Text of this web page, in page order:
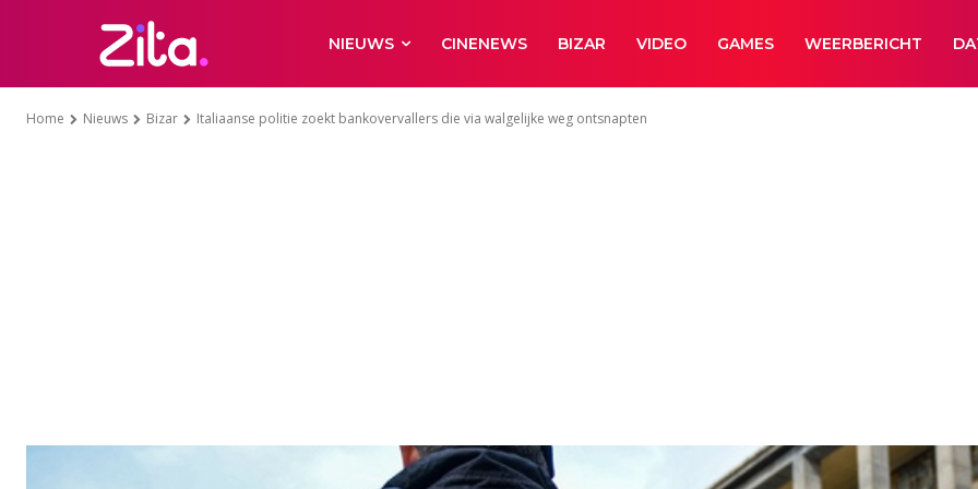
NIEUWS CINENEWS BIZAR VIDEO GAMES WEERBERICHT
Home Nieuws Bizar Italiaanse politie zoekt bankovervallers die via walgelijke weg ontsnapten